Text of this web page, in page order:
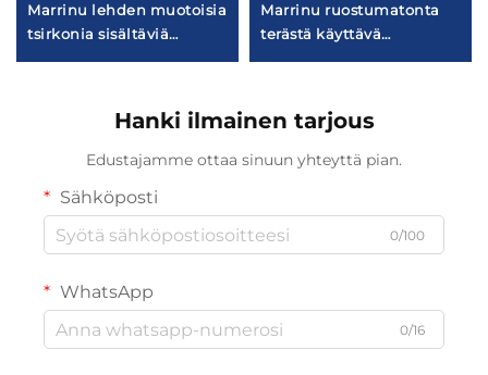
Marrinu lehden muotoisia
tsirkonia sisältäviä
hopeaa käyttävät
korvakorun koukut |
metsäaiheiset
riippukorvakorut
kullattuina ja hopeisina |
arkipäiväinen koru
Marrinu ruostumatonta
terästä käyttävä
Hanki ilmainen tarjous
Edustajamme ottaa sinuun yhteyttä pian.
Sähköposti
0/100
WhatsApp
0/16